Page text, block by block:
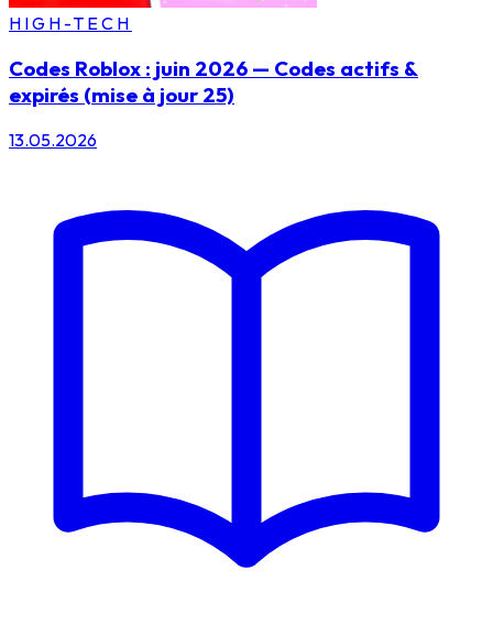
HIGH-TECH
Codes Roblox : juin 2026 — Codes actifs &
expirés (mise à jour 25)
13.05.2026